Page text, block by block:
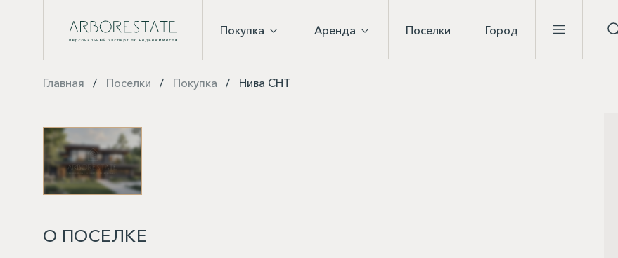
Покупка Аренда Поселки Город
Главная Поселки Покупка Нива СНТ
О ПОСЕЛКЕ